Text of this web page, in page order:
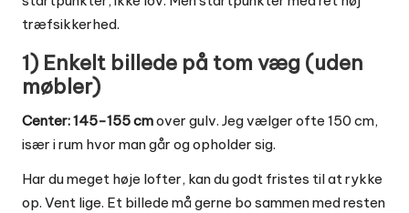
træfsikkerhed.
1) Enkelt billede på tom væg (uden
møbler)
Center: 145-155 cmover gulv. Jeg vælger ofte 150 cm,
især i rum hvor man går og opholder sig.
Har du meget høje lofter, kan du godt fristes til at rykke
op. Vent lige. Et billede må gerne bo sammen med resten